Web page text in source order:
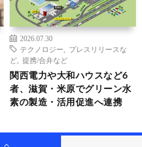
2026.07.30
テクノロジー
プレスリリースな
ど
提携/合弁など
関西電力や大和ハウスなど6
者、滋賀・米原でグリーン水
素の製造・活用促進へ連携